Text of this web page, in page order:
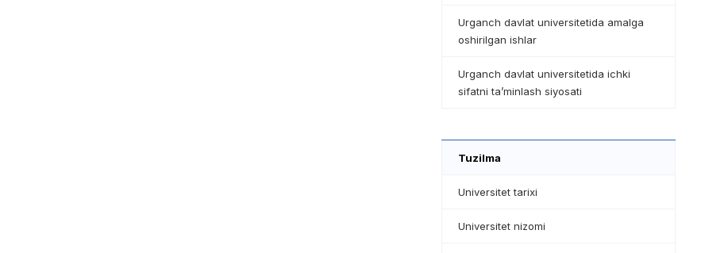
Urganch davlat universitetida amalga
oshirilgan ishlar
Urganch davlat universitetida ichki
sifatni ta’minlash siyosati
Tuzilma
Universitet tarixi
Universitet nizomi